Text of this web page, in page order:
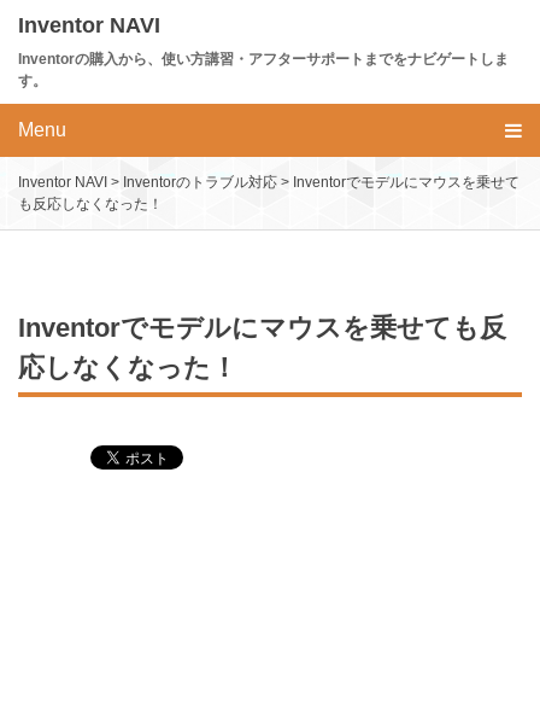
content
Inventor NAVI
Inventorの購入から、使い方講習・アフターサポートまでをナビゲートしま
す。
Menu
Inventor NAVI > Inventorのトラブル対応 > Inventorでモデルにマウスを乗せて
も反応しなくなった！
Inventorでモデルにマウスを乗せても反
応しなくなった！